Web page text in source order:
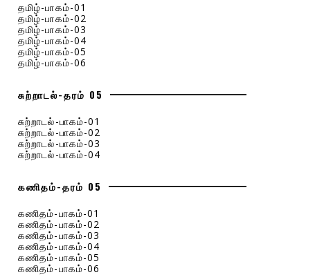
தமிழ்-பாகம்-01
தமிழ்-பாகம்-02
தமிழ்-பாகம்-03
தமிழ்-பாகம்-04
தமிழ்-பாகம்-05
தமிழ்-பாகம்-06
சுற்றாடல்-தரம் 05
சுற்றாடல்-பாகம்-01
சுற்றாடல்-பாகம்-02
சுற்றாடல்-பாகம்-03
சுற்றாடல்-பாகம்-04
கணிதம்-தரம் 05
கணிதம்-பாகம்-01
கணிதம்-பாகம்-02
கணிதம்-பாகம்-03
கணிதம்-பாகம்-04
கணிதம்-பாகம்-05
கணிதம்-பாகம்-06